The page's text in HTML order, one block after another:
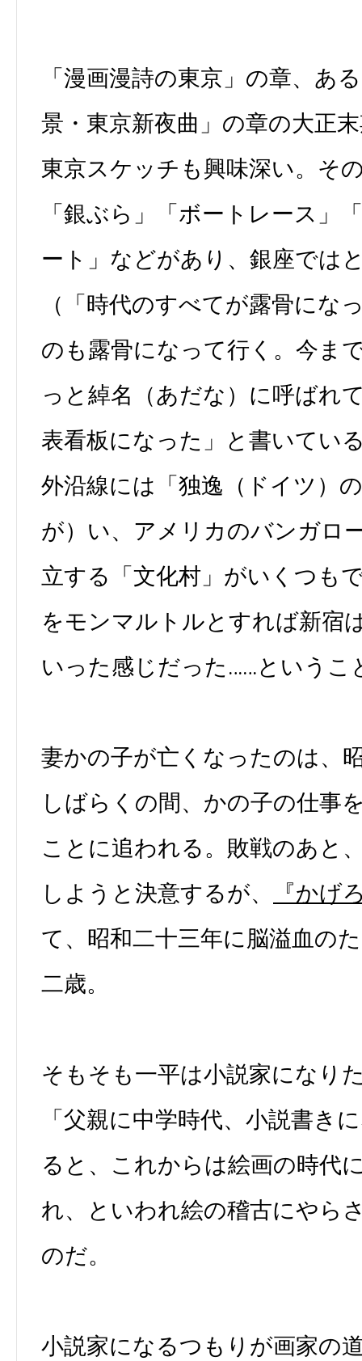
「漫画漫詩の東京」の章、あ
景・東京新夜曲」の章の大正
東京スケッチも興味深い。そ
「銀ぶら」「ボートレース」
ート」などがあり、銀座では
（「時代のすべてが露骨にな
のも露骨になって行く。今ま
っと綽名（あだな）に呼ばれ
表看板になった」と書いてい
外沿線には「独逸（ドイツ）
が）い、アメリカのバンガロ
立する「文化村」がいくつも
をモンマルトルとすれば新宿
いった感じだった……というこ
妻かの子が亡くなったのは、
しばらくの間、かの子の仕事
ことに追われる。敗戦のあと
しようと決意するが、
『かげ
て、昭和二十三年に脳溢血の
二歳。
そもそも一平は小説家になり
「父親に中学時代、小説書き
ると、これからは絵画の時代
れ、といわれ絵の稽古にやら
のだ。
小説家になるつもりが画家の